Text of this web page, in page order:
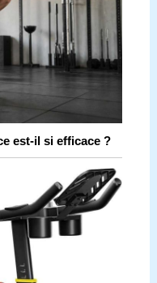
est-il si efficace ?